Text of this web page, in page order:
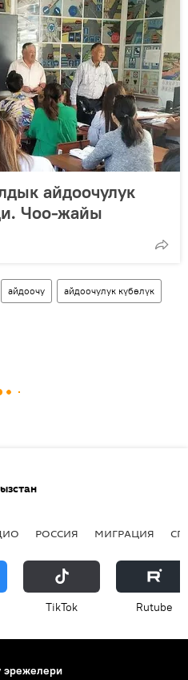
айдоочулук
Чоо-жайы
айдоочу айдоочулук күбөлүк
РОССИЯ МИГРАЦИЯ
ТikТоk Rutube
эрежелери